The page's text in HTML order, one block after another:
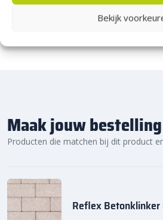
Bekijk
Maak jouw
Producten die matchen bij dit product
Reflex Betonklinker